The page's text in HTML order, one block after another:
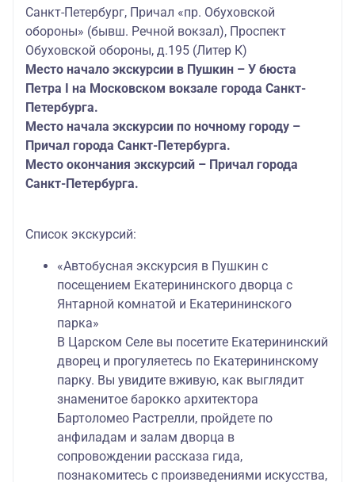
Санкт-Петербург, Причал «пр. Обуховской
обороны» (бывш. Речной вокзал), Проспект
Обуховской обороны, д.195 (Литер К)
Место начало экскурсии в Пушкин – У бюста
Петра I на Московском вокзале города Санкт-
Петербурга.
Место начала экскурсии по ночному городу –
Причал города Санкт-Петербурга.
Место окончания экскурсий – Причал города
Санкт-Петербурга.
Список экскурсий:
«Автобусная экскурсия в Пушкин с
посещением Екатерининского дворца с
Янтарной комнатой и Екатерининского
парка»
В Царском Селе вы посетите Екатерининский
дворец и прогуляетесь по Екатерининскому
парку. Вы увидите вживую, как выглядит
знаменитое барокко архитектора
Бартоломео Растрелли, пройдете по
анфиладам и залам дворца в
сопровождении рассказа гида,
познакомитесь с произведениями искусства,